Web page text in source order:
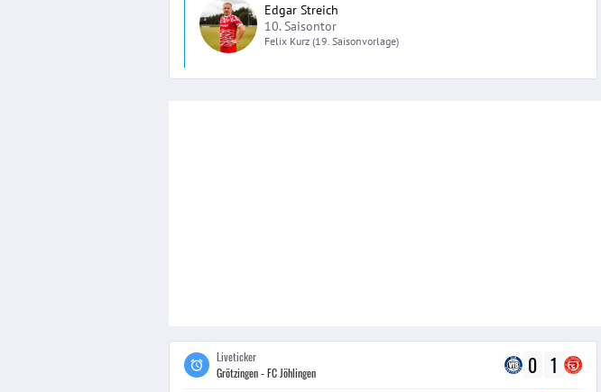
Edgar Streich
10. Saisontor
Felix Kurz (19. Saisonvorlage)
Liveticker
Grötzingen - FC Jöhlingen
0 1